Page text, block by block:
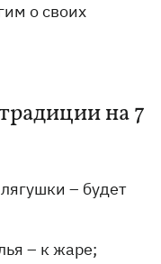
о своих
на 7
– будет
– к жаре;